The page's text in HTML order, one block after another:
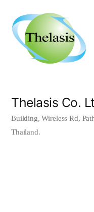
content
Thelasis Co.
Building, Wireless Rd,
Thailand.